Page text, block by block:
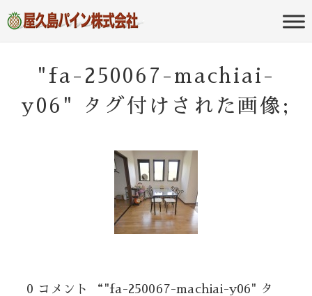
屋久島パイン
株式会社
のポータルサイト
"fa-250067-machiai-
y06" タグ付けされた画像;
0 コメント “"fa-250067-machiai-y06" タ